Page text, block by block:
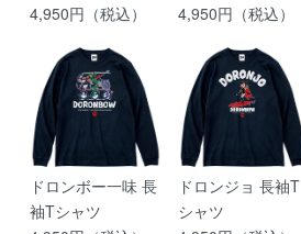
4,950円（税込）
4,950円（税込）
ドロンボー一味 長
袖Tシャツ
ドロンジョ 長袖T
シャツ